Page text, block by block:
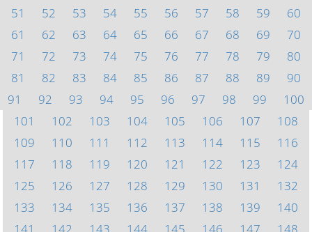
51
52 53 54 55 56 57 58 59
60
61
62 63 64 65 66 67 68 69
70
71
72 73 74 75 76 77 78 79
80
81
82 83 84 85 86 87 88 89
90
91
92 93 94 95 96 97 98 99
100
101
102 103 104 105 106 107
108
109
110 111 112 113 114 115
116
117
118 119 120 121 122 123
124
125
126 127 128 129 130 131
132
133
134 135 136 137 138 139
140